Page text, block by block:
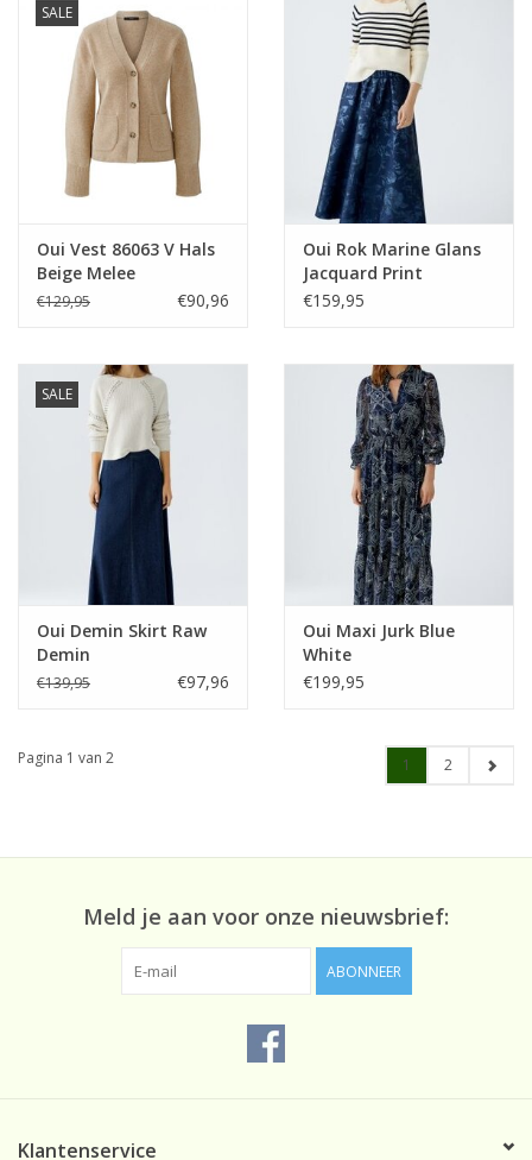
SALE
Oui Vest 86063 V Hals
Beige Melee
€129,95 €90,96
Oui Rok Marine Glans
Jacquard Print
€159,95
SALE
Oui Demin Skirt Raw
Demin
€139,95 €97,96
Oui Maxi Jurk Blue
White
€199,95
Pagina 1 van 2 1 2
Meld je aan voor onze nieuwsbrief:
ABONNEER
Klantenservice